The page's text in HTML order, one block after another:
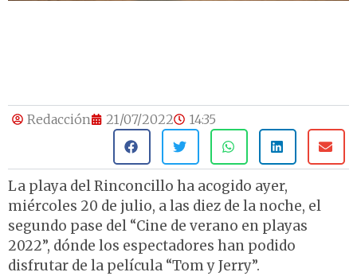
Redacción 21/07/2022 14:35
La playa del Rinconcillo ha acogido ayer,
miércoles 20 de julio, a las diez de la noche, el
segundo pase del “Cine de verano en playas
2022”, dónde los espectadores han podido
disfrutar de la película “Tom y Jerry”.